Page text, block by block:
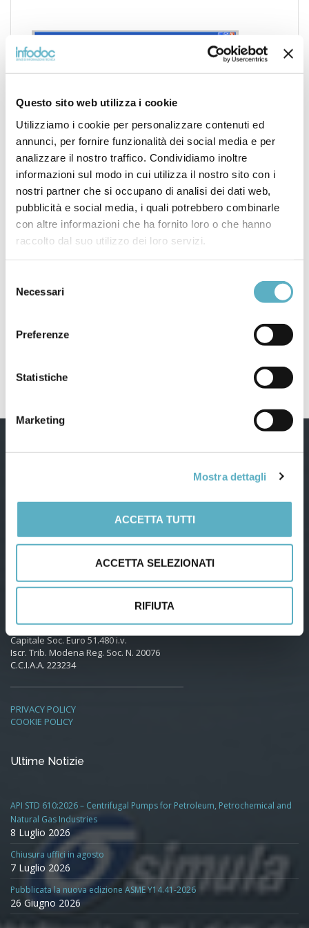
Questo sito web utilizza i cookie
Utilizziamo i cookie per personalizzare contenuti ed
annunci, per fornire funzionalità dei social media e per
analizzare il nostro traffico. Condividiamo inoltre
informazioni sul modo in cui utilizza il nostro sito con i
nostri partner che si occupano di analisi dei dati web,
pubblicità e social media, i quali potrebbero combinarle
con altre informazioni che ha fornito loro o che hanno
raccolto dal suo utilizzo dei loro servizi.
delNecessari
Preferenze
Statistiche
Marketing
Mostra dettagli
ACCETTA TUTTI
ACCETTA SELEZIONATI
RIFIUTA
Search
Webinar / Eventi
41037 Mirandola (Modena) – Italy
Tel:(+39) 0535 26108– Fax: 0535 26021
info@infodoc.it
Capitale Soc. Euro 51.480 i.v.
Iscr. Trib. Modena Reg. Soc. N. 20076
C.C.I.A.A. 223234
PRIVACY POLICY
COOKIE POLICY
Ultime Notizie
API STD 610:2026 – Centrifugal Pumps for Petroleum, Petrochemical and
Natural Gas Industries
8 Luglio 2026
Chiusura uffici in agosto
7 Luglio 2026
Pubblicata la nuova edizione ASME Y14.41-2026
26 Giugno 2026